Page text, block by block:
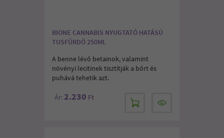
BIONE CANNABIS NYUGTATÓ HATÁSÚ
TUSFÜRDŐ 250ML
A benne lévő betainok, valamint
növényi lecitinek tisztítják a bőrt és
puhává tehetik azt.
Ár: 2.230 Ft